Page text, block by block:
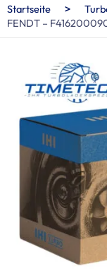
Startseite >
FENDT –